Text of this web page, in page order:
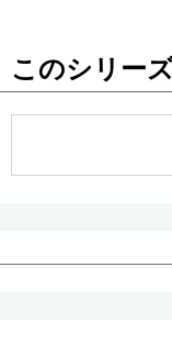
お知らせ
このシリー